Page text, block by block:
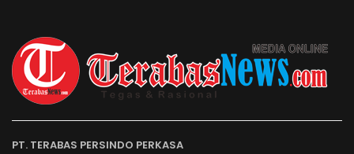
PT. TERABAS PERSINDO PERKASA